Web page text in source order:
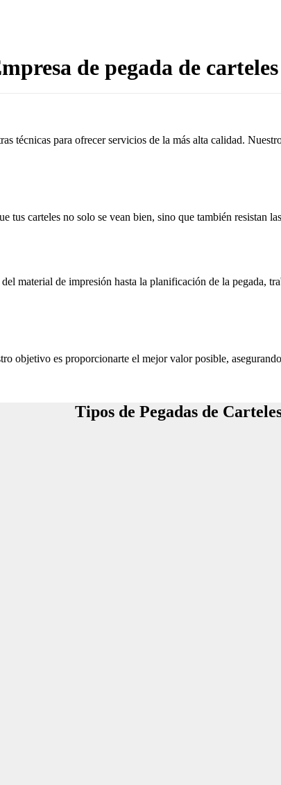
de pegada de
técnicas para ofrecer servicios de la más alta calidad.
tus carteles no solo se vean bien, sino que también resistan
material de impresión hasta la planificación de la pegada,
objetivo es proporcionarte el mejor valor posible,
Tipos de Pegadas de